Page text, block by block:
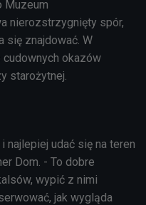
Muzeum
nierozstrzygnięty spór,
się znajdować. W
okazów
starożytnej.
udać się na teren
Dom. - To dobre
wypić z nimi
jak wygląda